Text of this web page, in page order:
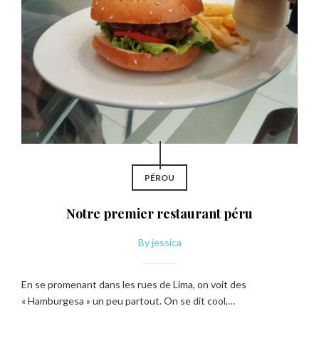
PÉROU
Notre premier restaurant péru
Byjessica
En se promenant dans les rues de Lima, on voit des
« Hamburgesa » un peu partout. On se dit cool,…